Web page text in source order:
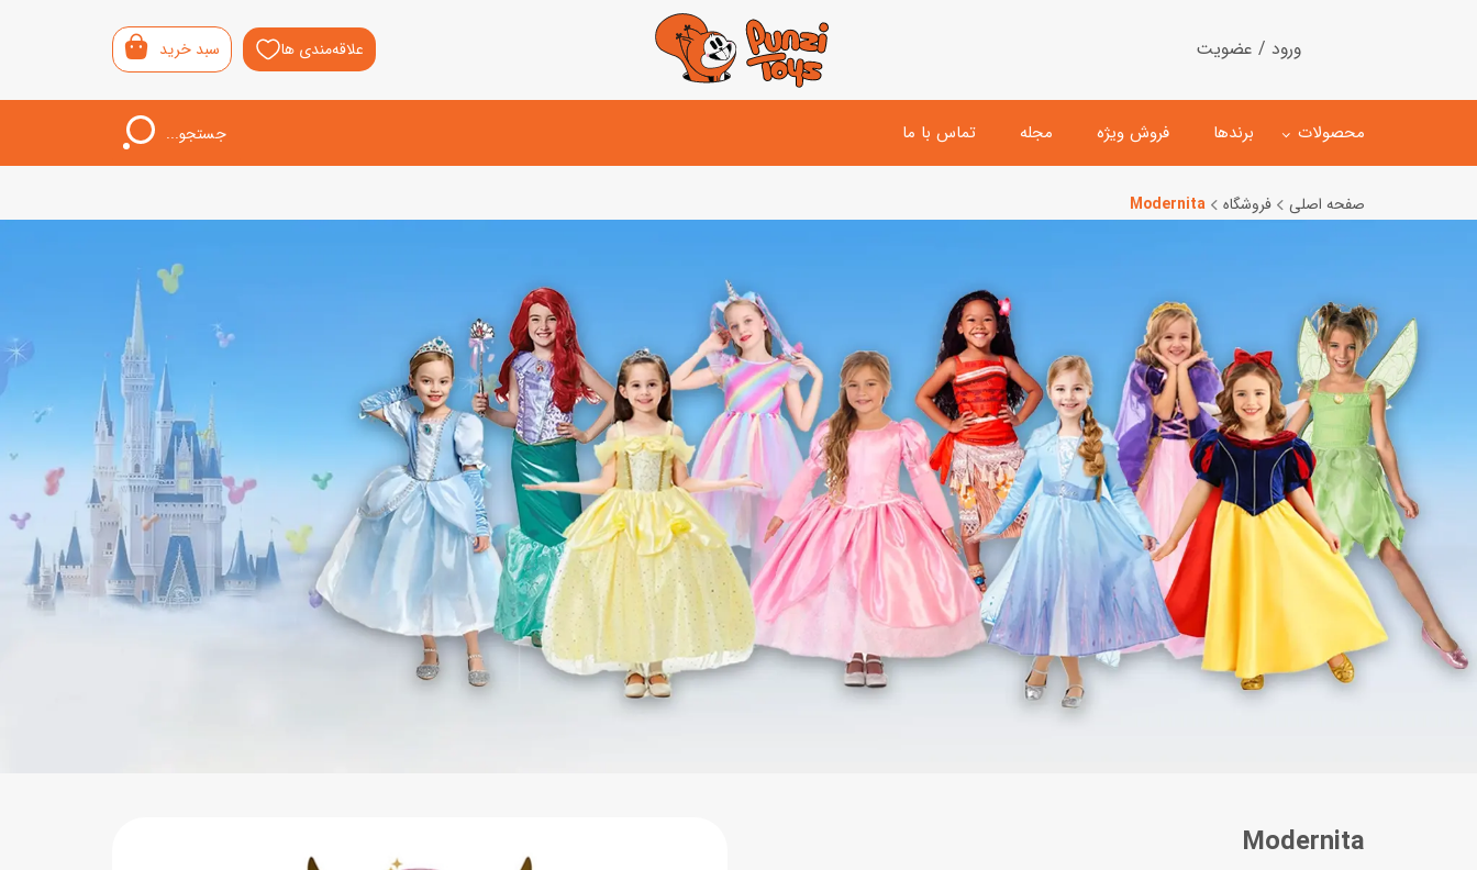
ورود / عضویت علاقه‌مندی ها سبد خرید
محصولات
کیت و کاردستی
اسباب‌بازی‌ مگنتی
ماشین مدل و کلکسیونی
پیست و ست ماشین بازی
ماشین اسباب بازی
ربات و اسباب‌بازیهای عملکردی
هلیکوپتر و هواپیما
لوپ‌کار و سه چرخه
توپ و وسایل بازی
بازی های آبی
اسباب بازی بادی
سیسمونی
عروسک
خانه و لوازم عروسک
عروسک پولیشی
عروسک مینیاتوری
اکشن فیگور و شخصیت
حیوانات مینیاتوری
لباس و ماسک
پازل
برد گیم
لوازم هنر و نقاشی
علم و سرگرمی
کیف و کوله پشتی
چمدان کودک
قمقمه و ظرف غذا
جامدادی
اسباب‌بازی چوبی
سورپرایزی‌ها
ست‌های بازی
لوازم موسیقی
برندها فروش ویژه مجله تماس با ما جستجو...
صفحه اصلی فروشگاه Modernita
Modernita